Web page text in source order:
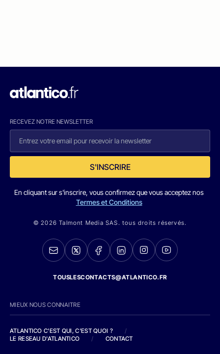
RECEVEZ NOTRE NEWSLETTER
S'INSCRIRE
En cliquant sur s'inscrire, vous confirmez que vous acceptez nos
Termes et Conditions
© 2026 Talmont Media SAS. tous droits réservés.
TOUSLESCONTACTS@ATLANTICO.FR
MIEUX NOUS CONNAITRE
ATLANTICO C'EST QUI, C'EST QUOI ?
/
LE RESEAU D'ATLANTICO
/ CONTACT